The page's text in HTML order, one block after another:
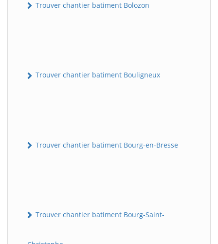
Trouver chantier batiment Bolozon
Trouver chantier batiment Bouligneux
Trouver chantier batiment Bourg-en-Bresse
Trouver chantier batiment Bourg-Saint-